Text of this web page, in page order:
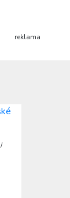
reklama
/